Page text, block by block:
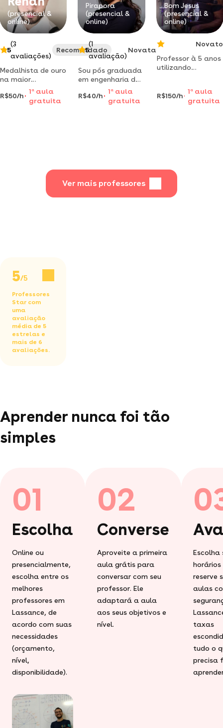
(presencial &
online)
5
(3
avaliações)
Recomendado
Medalhista de ouro
na maior
olimpíada de
matemática do
R$50/h
1 aaula
gratuita
Pirapora
(presencial &
online)
5
(1
avaliação)
Novata
Sou pós graduada
em engenharia de
segurança e
trabalho e
bacharel em
para concursos e
idades
R$40/h
1 a aula
gratuita
Bom Jesus
(presencial &
online)
Novato
Professor à 5 anos
utilizando
evolução e
aprebdizado
R$150/h
1 a aula
gratuita
Ver mais professores
5/5
Professores
Star com
uma
avaliação
média de 5
estrelas e
mais de 6
avaliações.
Aprender nunca foi tão
simples
01
Escolha
Online ou
presencialmente,
escolha entre os
melhores
professores em
Lassance, de
acordo com suas
necessidades
(orçamento,
nível,
disponibilidade).
02
Converse
Aproveite a primeira
aula grátis para
conversar com seu
professor. Ele
adaptará a aula
aos seus objetivos e
nível.
Escolha
horários
reserve
aulas
taxas
tudo o
precisa